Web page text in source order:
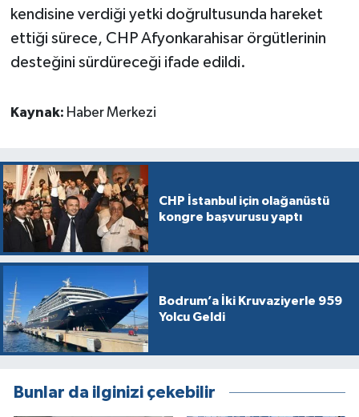
kendisine verdiği yetki doğrultusunda hareket
ettiği sürece, CHP Afyonkarahisar örgütlerinin
desteğini sürdüreceği ifade edildi.
Kaynak: Haber Merkezi
CHP İstanbul için olağanüstü
kongre başvurusu yaptı
Bodrum’a İki Kruvaziyerle 959
Yolcu Geldi
Bunlar da ilginizi çekebilir